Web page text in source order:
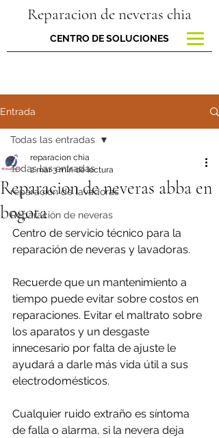
Reparacion de neveras chia
CENTRO DE SOLUCIONES
Entrada
Todas las entradas
reparacion de lavadoras
Reparación de neveras
Todas las entradas
Reparacion de neveras abba en
bogota
reparacion chia
2 mar3 min de lectura
Centro de servicio técnico para la
reparación de neveras y lavadoras.
Recuerde que un mantenimiento a
tiempo puede evitar sobre costos en
reparaciones. Evitar el maltrato sobre
los aparatos y un desgaste
innecesario por falta de ajuste le
ayudará a darle más vida útil a sus
electrodomésticos.
Cualquier ruido extraño es síntoma
de falla o alarma, si la nevera deja